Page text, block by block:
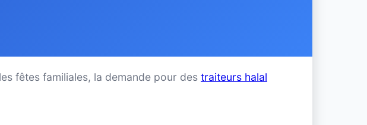
fêtes familiales, la demande pour des traiteurs halal